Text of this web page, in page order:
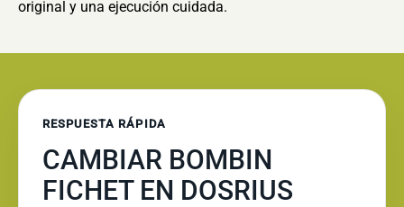
original y una ejecución cuidada.
RESPUESTA RÁPIDA
CAMBIAR BOMBIN
FICHET EN DOSRIUS